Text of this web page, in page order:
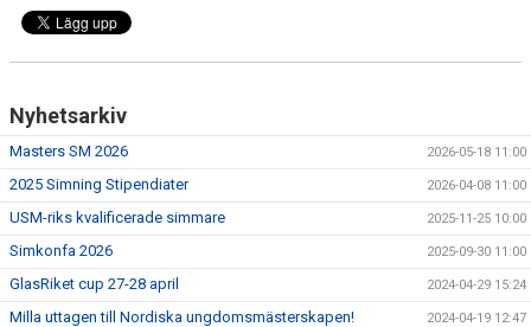
Nyhetsarkiv
Masters SM 2026 2026-05-18 11:00
2025 Simning Stipendiater 2026-04-08 11:00
USM-riks kvalificerade simmare 2025-11-25 10:00
Simkonfa 2026 2025-09-30 11:00
GlasRiket cup 27-28 april 2024-04-29 15:24
Milla uttagen till Nordiska ungdomsmästerskapen! 2024-04-19 12:47